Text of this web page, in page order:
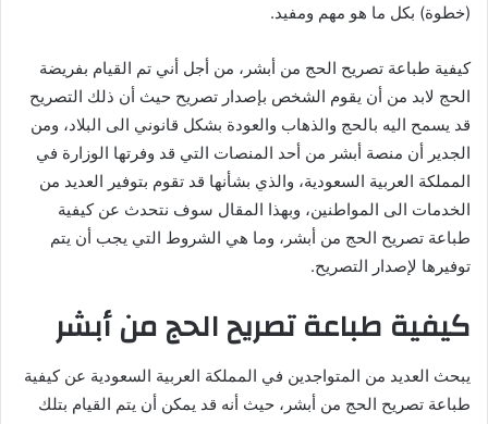
(خطوة) بكل ما هو مهم ومفيد.
كيفية طباعة تصريح الحج من أبشر، من أجل أني تم القيام بفريضة
الحج لابد من أن يقوم الشخص بإصدار تصريح حيث أن ذلك التصريح
قد يسمح اليه بالحج والذهاب والعودة بشكل قانوني الى البلاد، ومن
الجدير أن منصة أبشر من أحد المنصات التي قد وفرتها الوزارة في
المملكة العربية السعودية، والذي بشأنها قد تقوم بتوفير العديد من
الخدمات الى المواطنين، وبهذا المقال سوف نتحدث عن كيفية
طباعة تصريح الحج من أبشر، وما هي الشروط التي يجب أن يتم
توفيرها لإصدار التصريح.
كيفية طباعة تصريح الحج من أبشر
يبحث العديد من المتواجدين في المملكة العربية السعودية عن كيفية
طباعة تصريح الحج من أبشر، حيث أنه قد يمكن أن يتم القيام بتلك